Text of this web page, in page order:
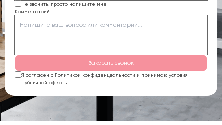
Не звонить, просто напишите мне
Комментарий
Заказать звонок
Я согласен с Политикой конфиденциальности и принимаю условия
Публичной оферты.